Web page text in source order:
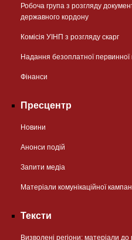
Робоча група з розгляду
державного кордону
Комісія УІНП з розгляду скарг
Надання безоплатної первинної
Фінанси
Пресцентр
Новини
Анонси подій
Запити медіа
Матеріали комунікаційної
Тексти
Визволені регіони: матеріали до